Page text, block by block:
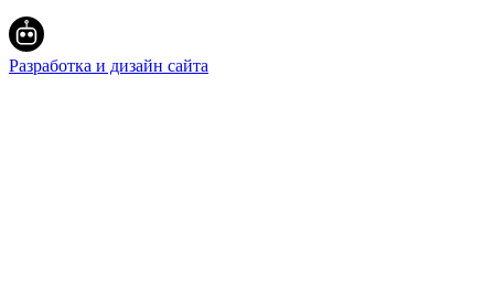
Разработка и дизайн сайта